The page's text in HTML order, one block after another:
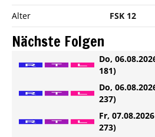
Alter
FSK 12
Nächste Folgen
Do,
181)
Do,
237)
Fr,
273)